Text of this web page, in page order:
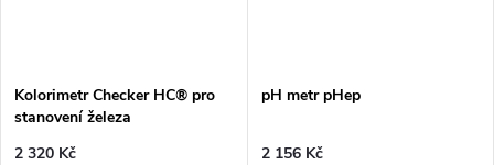
Kolorimetr Checker HC® pro
stanovení železa
2 320 Kč
pH metr pHep
2 156 Kč